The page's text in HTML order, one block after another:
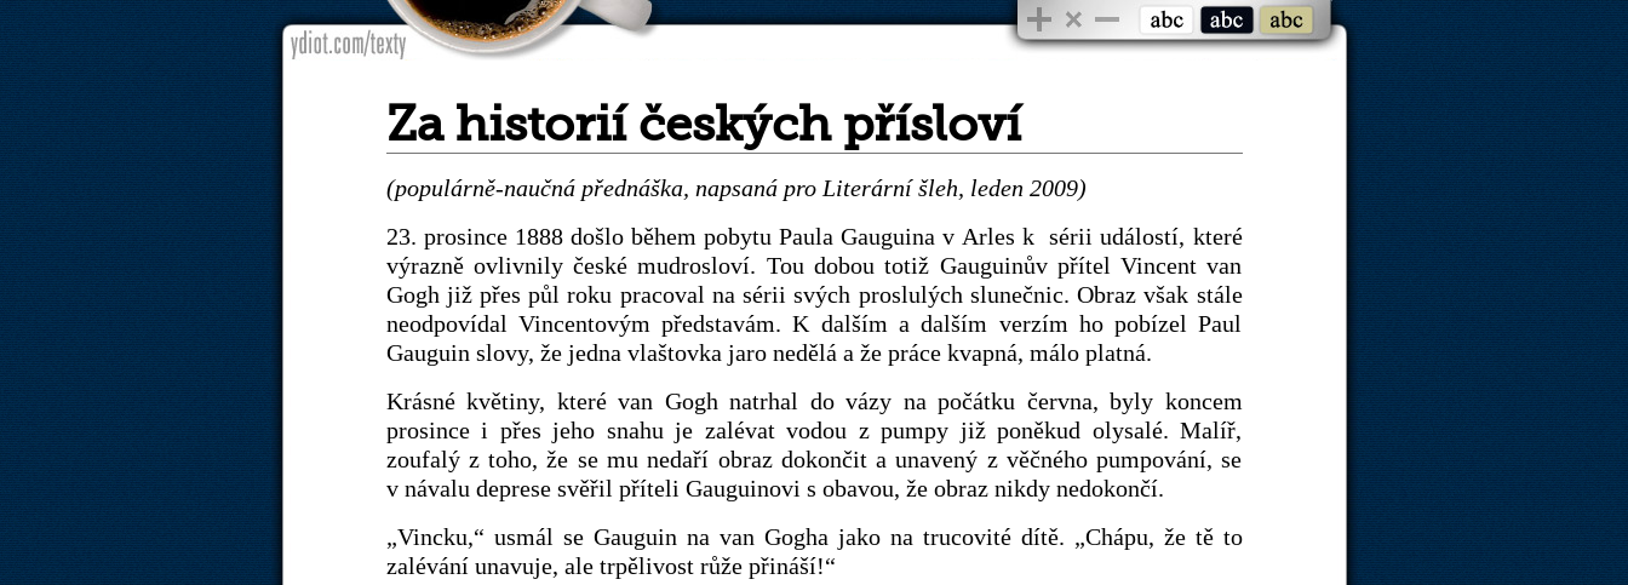
Za historií českých přísloví
(populárně-naučná přednáška, napsaná pro Literární šleh, leden 2009)
23. prosince 1888 došlo během pobytu Paula Gauguina v Arles k sérii událostí, které
výrazně ovlivnily české mudrosloví. Tou dobou totiž Gauguinův přítel Vincent van
Gogh již přes půl roku pracoval na sérii svých proslulých slunečnic. Obraz však stále
neodpovídal Vincentovým představám. K dalším a dalším verzím ho pobízel Paul
Gauguin slovy, že jedna vlaštovka jaro nedělá a že práce kvapná, málo platná.
Krásné květiny, které van Gogh natrhal do vázy na počátku června, byly koncem
prosince i přes jeho snahu je zalévat vodou z pumpy již poněkud olysalé. Malíř,
zoufalý z toho, že se mu nedaří obraz dokončit a unavený z věčného pumpování, se
v návalu deprese svěřil příteli Gauguinovi s obavou, že obraz nikdy nedokončí.
„Vincku,“ usmál se Gauguin na van Gogha jako na trucovité dítě. „Chápu, že tě to
zalévání unavuje, ale trpělivost růže přináší!“